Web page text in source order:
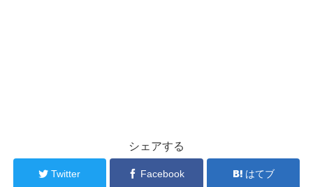
シェアする
Twitter Facebook はてブ